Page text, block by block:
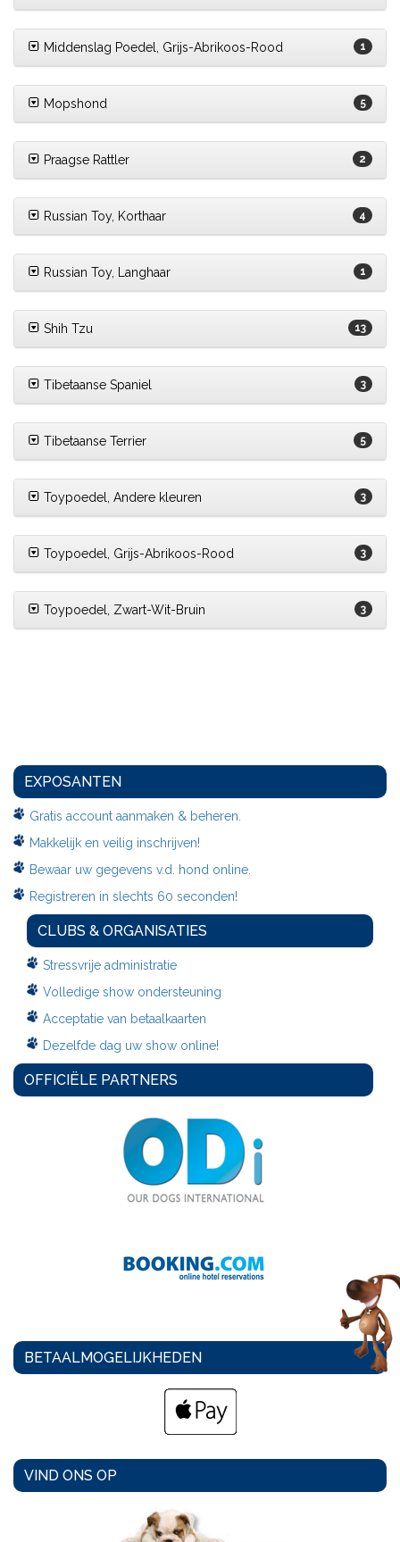
Middenslag Poedel, Grijs-Abrikoos-Rood 1
Mopshond 5
Praagse Rattler 2
Russian Toy, Korthaar 4
Russian Toy, Langhaar 1
Shih Tzu 13
Tibetaanse Spaniel 3
Tibetaanse Terrier 5
Toypoedel, Andere kleuren 3
Toypoedel, Grijs-Abrikoos-Rood 3
Toypoedel, Zwart-Wit-Bruin 3
EXPOSANTEN
Gratis account aanmaken & beheren.
Makkelijk en veilig inschrijven!
Bewaar uw gegevens v.d. hond online.
Registreren in slechts 60 seconden!
CLUBS & ORGANISATIES
Stressvrije administratie
Volledige show ondersteuning
Acceptatie van betaalkaarten
Dezelfde dag uw show online!
OFFICIËLE PARTNERS
BETAALMOGELIJKHEDEN
VIND ONS OP